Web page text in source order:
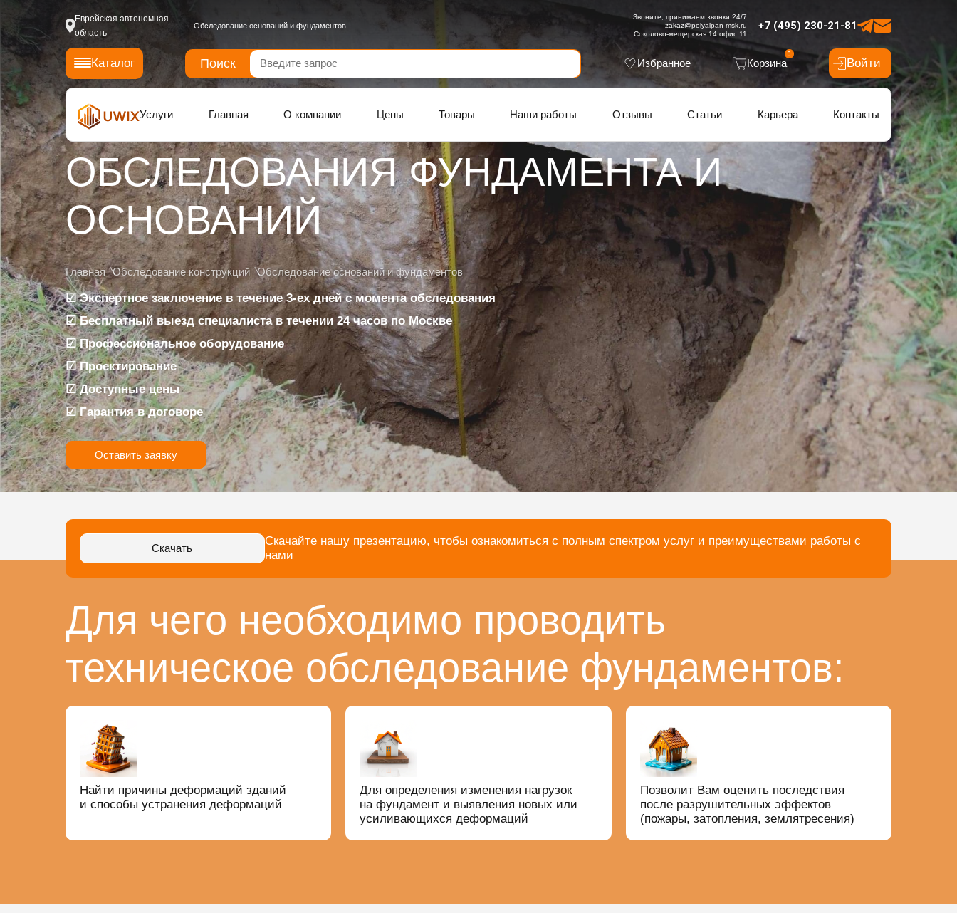
Еврейская автономная
область
Обследование оснований и фундаментов +7 (495) 230-21-81
Звоните, принимаем звонки 24/7
zakaz@polyalpan-msk.ru
Соколово-мещерская 14 офис 11
Каталог Поиск Избранное Корзина
0
Войти
Услуги Главная О компании Цены Товары Наши работы Отзывы Статьи Карьера Контакты
ОБСЛЕДОВАНИЯ ФУНДАМЕНТА И
ОСНОВАНИЙ
Главная Обследование конструкций Обследование оснований и фундаментов
☑ Экспертное заключение в течение 3-ех дней с момента обследования
☑ Бесплатный выезд специалиста в течении 24 часов по Москве
☑ Профессиональное оборудование
☑ Проектирование
☑ Доступные цены
☑ Гарантия в договоре
Оставить заявку
Скачать
Скачайте нашу презентацию, чтобы ознакомиться с полным спектром услуг и преимуществами работы с
нами
Для чего необходимо проводить
техническое обследование фундаментов:
Найти причины деформаций зданий
и способы устранения деформаций
Для определения изменения нагрузок
на фундамент и выявления новых или
усиливающихся деформаций
Позволит Вам оценить последствия
после разрушительных эффектов
(пожары, затопления, землятресения)